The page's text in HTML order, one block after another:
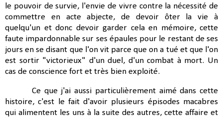
le pouvoir de survie, l'envie de vivre contre la nécessité de
commettre en acte abjecte, de devoir ôter la vie à
quelqu'un et donc devoir garder cela en mémoire, cette
faute impardonnable sur ses épaules pour le restant de ses
jours en se disant que l'on vit parce que on a tué et que l'on
est sortir "victorieux" d'un duel, d'un combat à mort. Un
cas de conscience fort et très bien exploité.
Ce que j'ai aussi particulièrement aimé dans cette
histoire, c'est le fait d'avoir plusieurs épisodes macabres
qui alimentent les uns à la suite des autres, cette affaire et